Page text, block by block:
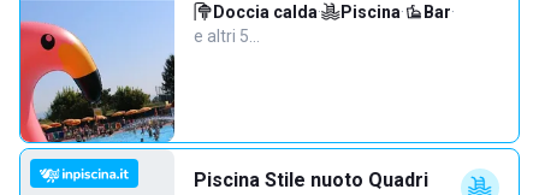
Doccia calda· Piscina· Bar·
e altri 5…
Piscina Stile nuoto Quadri